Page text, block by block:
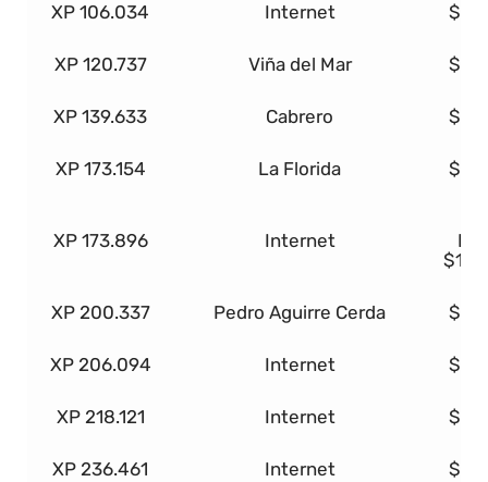
XP 106.034 Internet
XP 120.737 Viña del Mar
XP 139.633 Cabrero
XP 173.154 La Florida
XP 173.896 Internet
XP 200.337 Pedro Aguirre Cerda
XP 206.094 Internet
XP 218.121 Internet
XP 236.461 Internet